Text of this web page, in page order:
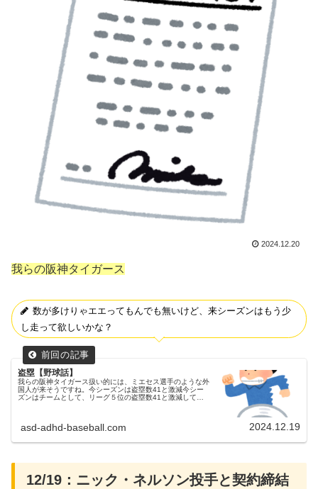
2024.12.20
我らの阪神タイガース
数が多けりゃエエってもんでも無いけど、来シーズンはもう少
し走って欲しいかな？
盗塁【野球話】
我らの阪神タイガース扱い的には、ミエセス選手のような外
国人が来そうですね。今シーズンは盗塁数41と激減今シー
ズンはチームとして、リーグ５位の盗塁数41と激減してし
asd-adhd-baseball.com 2024.12.19
12/19：ニック・ネルソン投手と契約締結